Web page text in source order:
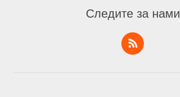
Следите за нами